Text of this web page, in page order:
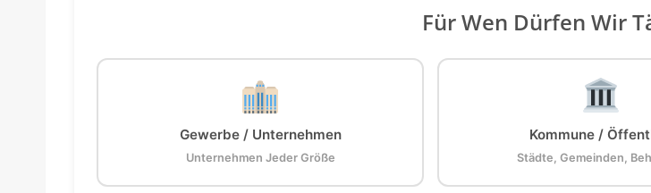
Für Wen Dürfen Wir
Gewerbe / Unternehmen
Unternehmen Jeder Größe
Kommune /
Städte, Gemeinden,